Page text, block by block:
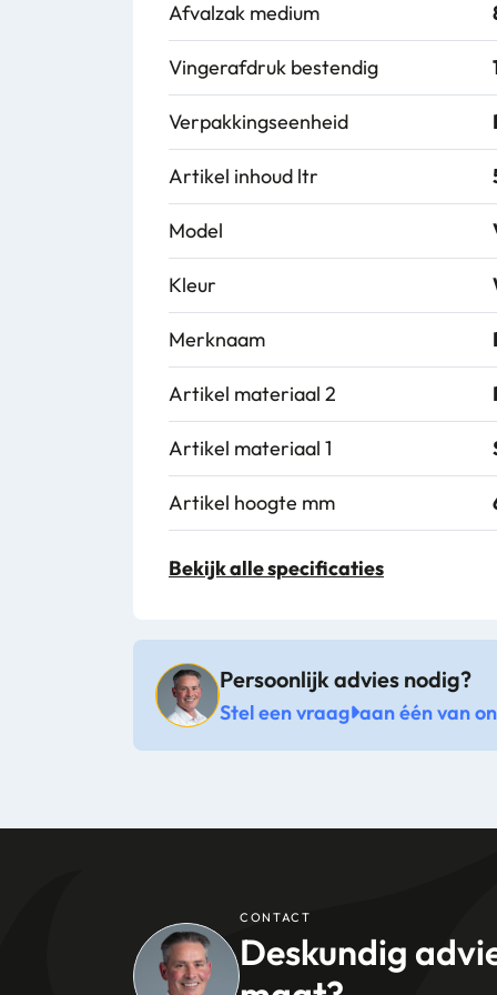
Afvalzak medium
Vingerafdruk bestendig
Verpakkingseenheid
Artikel inhoud ltr
Model
Kleur
Merknaam
Artikel materiaal 2
Artikel materiaal 1
Artikel hoogte mm
Artikel breedte mm
Bekijk alle specificaties
Persoonlijk advies nodig?
Stel een vraag aan één van
CONTACT
Deskundig